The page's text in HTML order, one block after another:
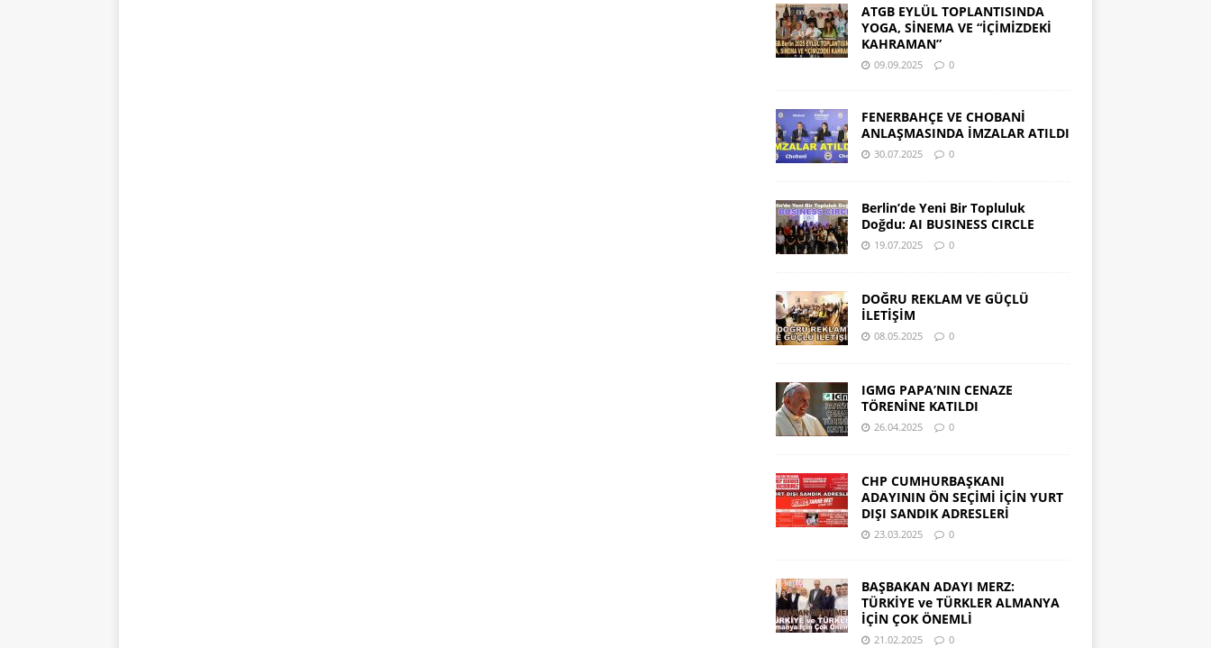
ATGB EYLÜL TOPLANTISINDA
YOGA, SİNEMA VE “İÇİMİZDEKİ
KAHRAMAN”
09.09.2025 0
FENERBAHÇE VE CHOBANİ
ANLAŞMASINDA İMZALAR ATILDI
30.07.2025 0
Berlin’de Yeni Bir Topluluk
Doğdu: AI BUSINESS CIRCLE
19.07.2025 0
DOĞRU REKLAM VE GÜÇLÜ
İLETİŞİM
08.05.2025 0
IGMG PAPA’NIN CENAZE
TÖRENİNE KATILDI
26.04.2025 0
CHP CUMHURBAŞKANI
ADAYININ ÖN SEÇİMİ İÇİN YURT
DIŞI SANDIK ADRESLERİ
23.03.2025 0
BAŞBAKAN ADAYI MERZ:
TÜRKİYE ve TÜRKLER ALMANYA
İÇİN ÇOK ÖNEMLİ
21.02.2025 0